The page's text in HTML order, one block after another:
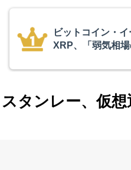
に典型
タンレー、仮